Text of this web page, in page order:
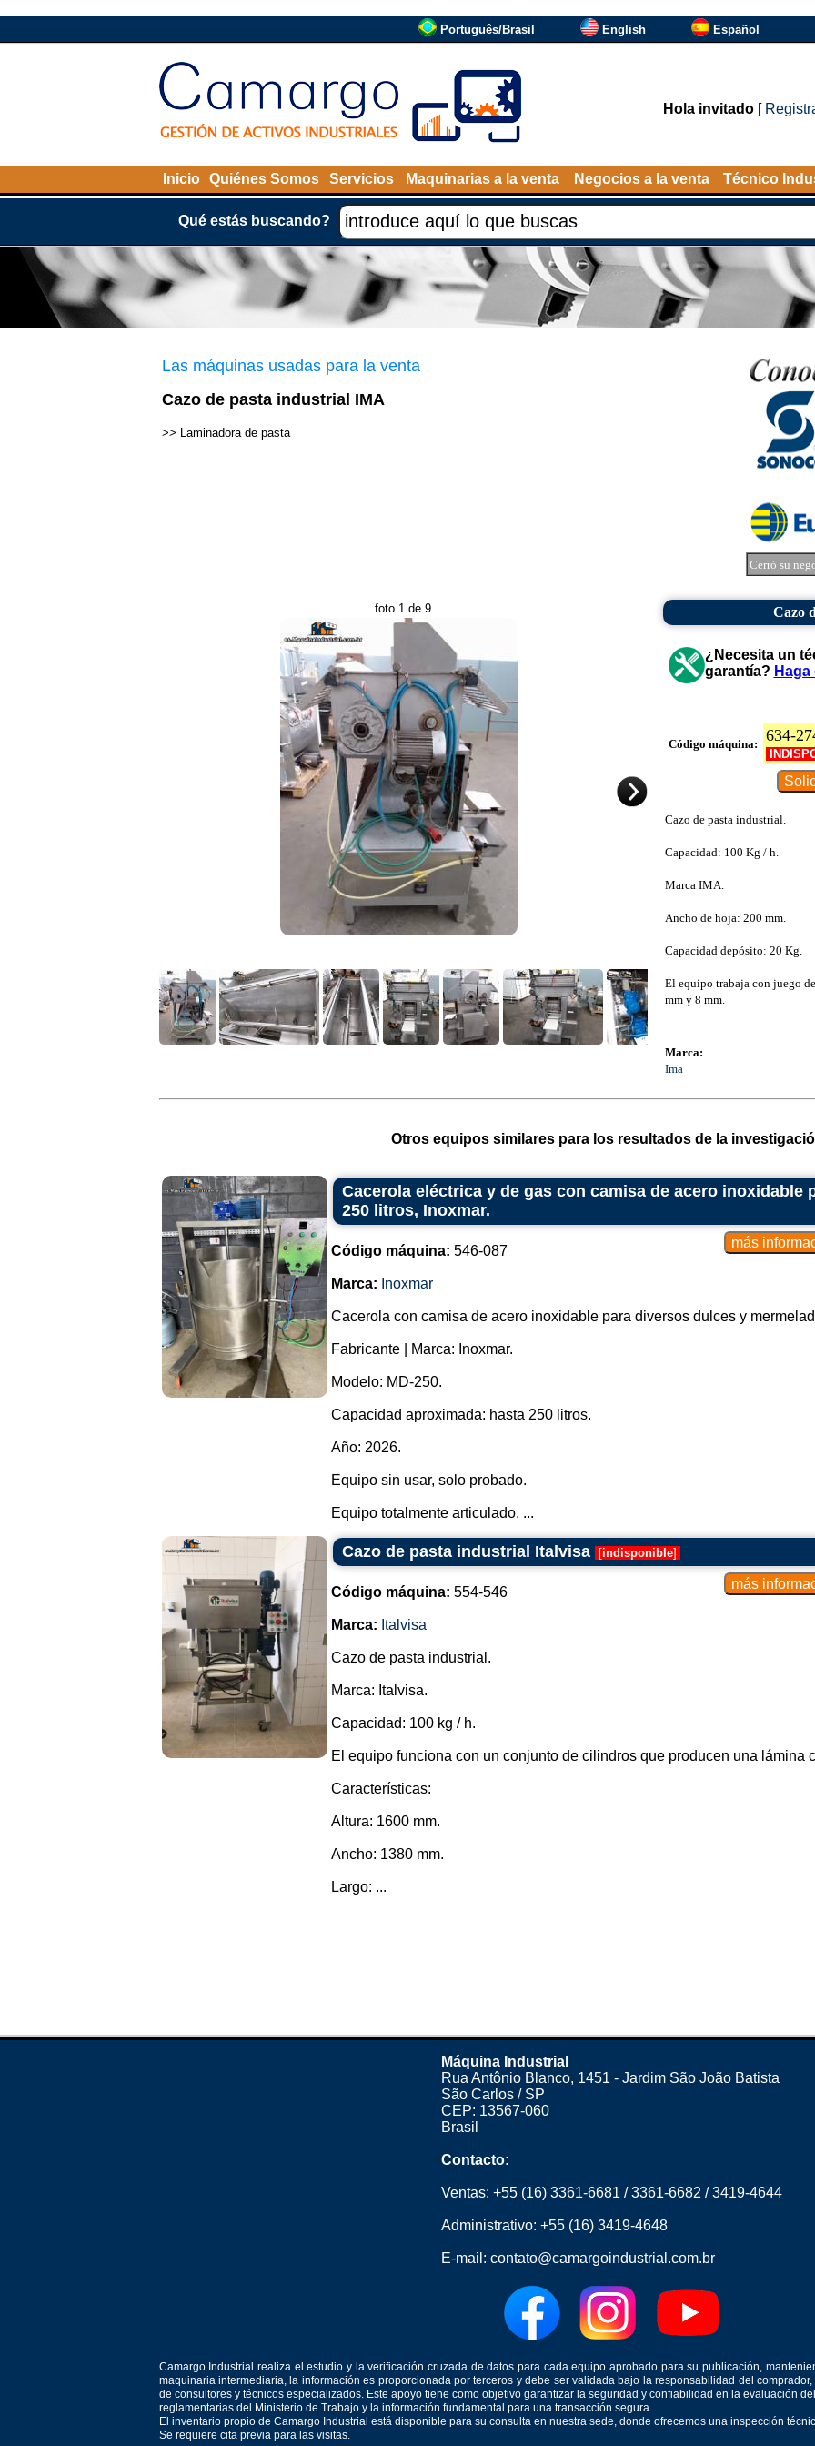
Português/Brasil English Español
Hola invitado[
Inicio Quiénes Somos Servicios Maquinarias a la venta Negocios a la venta Técnico
Qué estás buscando?
Las máquinas usadas para la venta
Cazo de pasta industrial IMA
>> Laminadora de pasta
Cerró su
foto 1 de 9 Cazo
¿Necesita un
garantía?
Código máquina: 634-
Cazo de pasta industrial.
Capacidad: 100 Kg / h.
Marca IMA.
Ancho de hoja: 200 mm.
Capacidad depósito: 20 Kg.
El equipo trabaja con juego
mm y 8 mm.
Marca:
Ima
Otros equipos similares para los resultados de la
Cacerola eléctrica y de gas con camisa de acero inoxidable
250 litros, Inoxmar.
Código máquina: 546-087
Marca: Inoxmar
Cacerola con camisa de acero inoxidable para diversos dulces y
Fabricante | Marca: Inoxmar.
Modelo: MD-250.
Capacidad aproximada: hasta 250 litros.
Año: 2026.
Equipo sin usar, solo probado.
Equipo totalmente articulado. ...
Cazo de pasta industrial Italvisa [indisponible]
Código máquina: 554-546
Marca: Italvisa
Cazo de pasta industrial.
Marca: Italvisa.
Capacidad: 100 kg / h.
El equipo funciona con un conjunto de cilindros que producen una lámina
Características:
Altura: 1600 mm.
Ancho: 1380 mm.
Largo: ...
Máquina Industrial
Rua Antônio Blanco, 1451 - Jardim São João Batista
São Carlos / SP
CEP: 13567-060
Brasil
Contacto:
Ventas: +55 (16) 3361-6681 /3361-6682 /3419-4644
Administrativo: +55 (16) 3419-4648
E-mail: contato@camargoindustrial.com.br
Camargo Industrial realiza el estudio y la verificación cruzada de datos para cada equipo aprobado para su publicación,
maquinaria intermediaria, la información es proporcionada por terceros y debe ser validada bajo la responsabilidad del
de consultores y técnicos especializados. Este apoyo tiene como objetivo garantizar la seguridad y confiabilidad en la evaluación
reglamentarias del Ministerio de Trabajo y la información fundamental para una transacción segura.
El inventario propio de Camargo Industrial está disponible para su consulta en nuestra sede, donde ofrecemos una inspección
Se requiere cita previa para las visitas.